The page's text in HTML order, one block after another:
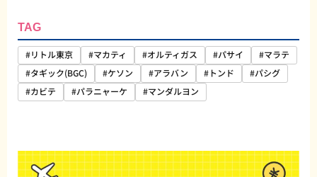
TAG
#リトル東京 #マカティ #オルティガス #パサイ
#マラテ
#タギック(BGC)
#ケソン #アラバン #トンド
#パシグ
#カビテ
#パラニャーケ #マンダルヨン